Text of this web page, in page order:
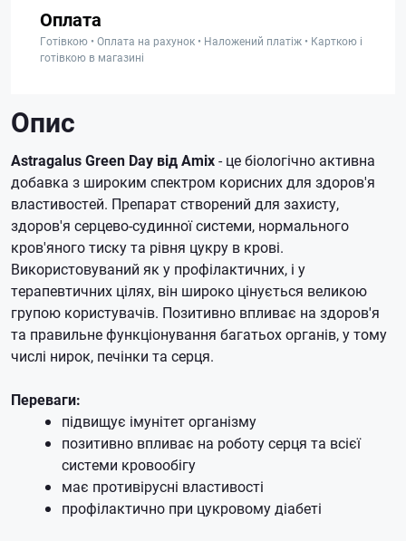
Оплата
Готівкою • Оплата на рахунок • Наложений платіж • Карткою і
готівкою в магазині
Опис
Astragalus Green Day від Amix- це біологічно активна
добавка з широким спектром корисних для здоров'я
властивостей. Препарат створений для захисту,
здоров'я серцево-судинної системи, нормального
кров'яного тиску та рівня цукру в крові.
Використовуваний як у профілактичних, і у
терапевтичних цілях, він широко цінується великою
групою користувачів. Позитивно впливає на здоров'я
та правильне функціонування багатьох органів, у тому
числі нирок, печінки та серця.
Переваги:
підвищує імунітет організму
позитивно впливає на роботу серця та всієї
системи кровообігу
має противірусні властивості
профілактично при цукровому діабеті